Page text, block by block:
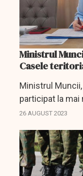
Ministrul
Casele
Ministrul
participat la
26 AUGUST 2023